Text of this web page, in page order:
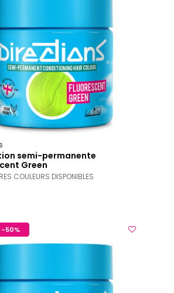
semi-permanente
Green
COULEURS DISPONIBLES
-50%